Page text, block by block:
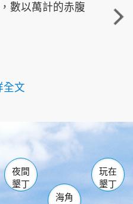
數以萬計的赤腹
全文
重
走進
南仁湖
佳樂水
森林遊樂區
管處遊客中心
社頂公園 風吹沙
船帆石 龍磐公園
香蕉灣
砂島
鵝鑾鼻
夜間
墾丁
海角
玩在
墾丁